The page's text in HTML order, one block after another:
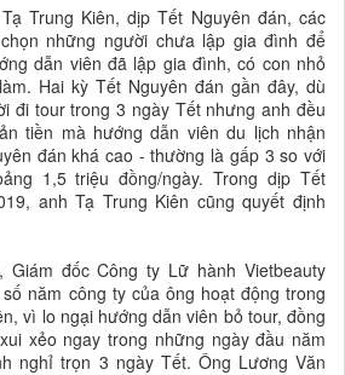
Trung Kiên, dịp Tết Nguyên đán, các
những người chưa lập gia đình để
dẫn viên đã lập gia đình, có con nhỏ
Hai kỳ Tết Nguyên đán gần đây, dù
đi tour trong 3 ngày Tết nhưng anh đều
tiền mà hướng dẫn viên du lịch nhận
đán khá cao - thường là gấp 3 so với
1,5 triệu đồng/ngày. Trong dịp Tết
anh Tạ Trung Kiên cũng quyết định
Giám đốc Công ty Lữ hành Vietbeauty
năm công ty của ông hoạt động trong
vì lo ngại hướng dẫn viên bỏ tour, đồng
xẻo ngay trong những ngày đầu năm
nghỉ trọn 3 ngày Tết. Ông Lương Văn